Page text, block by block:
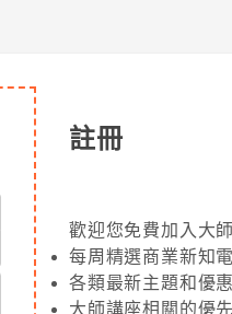
註冊
歡迎您免費加入大
每周精選商業新知
各類最新主題和優
大師講座相關的優